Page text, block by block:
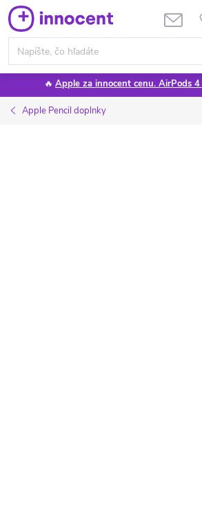
Prejsť
na
obsah
🔥 Apple za innocent cenu. AirPods
Apple Pencil doplnky